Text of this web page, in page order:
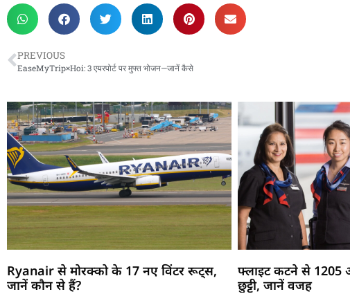
PREVIOUS
EaseMyTrip×Hoi: 3 एयरपोर्ट पर मुफ्त भोजन—जानें कैसे
Ryanair से मोरक्को के 17 नए विंटर रूट्स,
जानें कौन से हैं?
फ्लाइट कटने से 1205
छुट्टी, जानें वजह